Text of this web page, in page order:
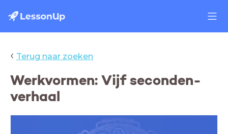
‹ Terug naar zoeken
Werkvormen: Vijf seconden-
verhaal